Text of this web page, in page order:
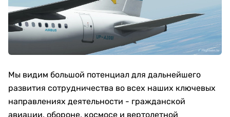
Мы видим большой потенциал для дальнейшего
развития сотрудничества во всех наших ключевых
направлениях деятельности - гражданской
авиации, обороне, космосе и вертолетной